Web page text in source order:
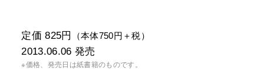
定価 825円 （本体750円＋税）
2013.06.06 発売
※価格、発売日は紙書籍のものです。